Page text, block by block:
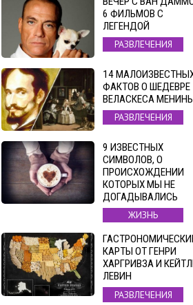
6 ФИЛЬМОВ С
ЛЕГЕНДОЙ
РАЗВЛЕЧЕНИЯ
14
ФАКТОВ О ШЕДЕВРЕ
ВЕЛАСКЕСА
РАЗВЛЕЧЕНИЯ
9 ИЗВЕСТНЫХ
СИМВОЛОВ, О
ПРОИСХОЖДЕНИИ
КОТОРЫХ МЫ НЕ
ДОГАДЫВАЛИСЬ
ЖИЗНЬ
КАРТЫ ОТ ГЕНРИ
ХАРГРИВЗА И
ЛЕВИН
РАЗВЛЕЧЕНИЯ